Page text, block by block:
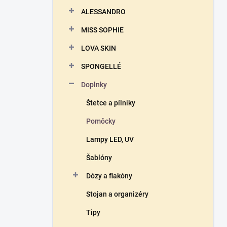
ALESSANDRO
MISS SOPHIE
LOVA SKIN
SPONGELLÉ
Doplnky
Štetce a pílniky
Pomôcky
Lampy LED, UV
Šablóny
Dózy a flakóny
Stojan a organizéry
Tipy